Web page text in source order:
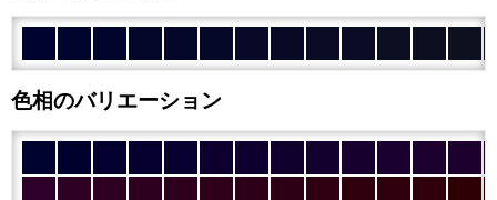
色相のバリエーション